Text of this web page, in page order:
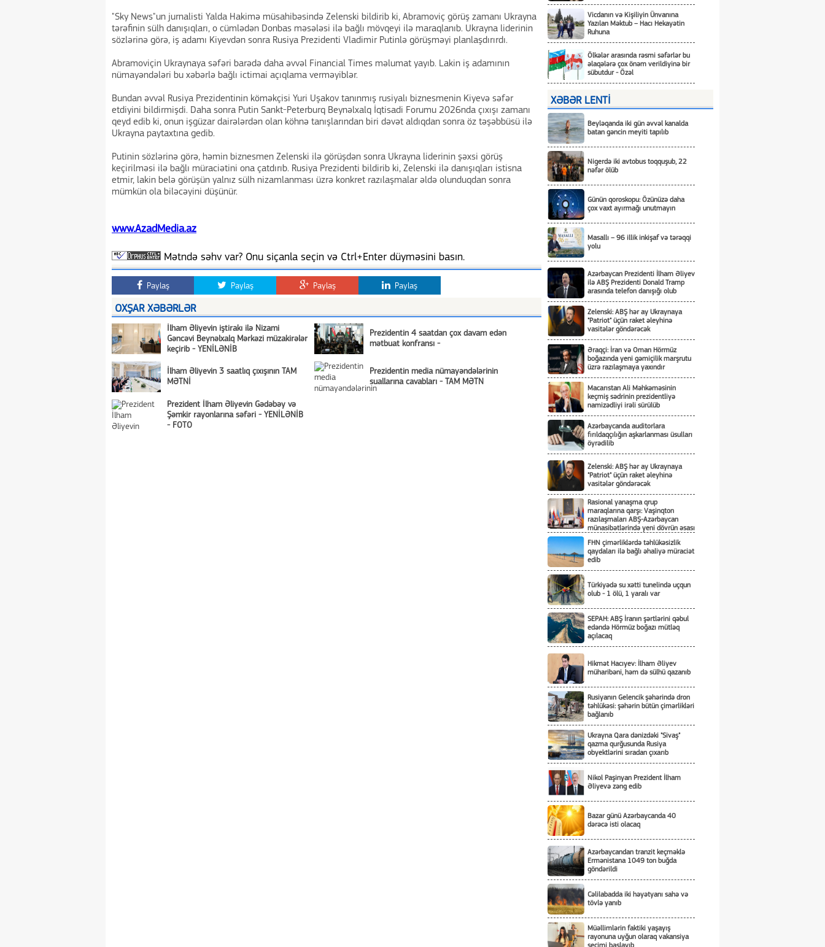
"Sky News"un jurnalisti Yalda Hakimə müsahibəsində Zelenski bildirib ki, Abramoviç görüş zamanı Ukrayna
tərəfinin sülh danışıqları, o cümlədən Donbas məsələsi ilə bağlı mövqeyi ilə maraqlanıb. Ukrayna liderinin
sözlərinə görə, iş adamı Kiyevdən sonra Rusiya Prezidenti Vladimir Putinlə görüşməyi planlaşdırırdı.
Abramoviçin Ukraynaya səfəri barədə daha əvvəl Financial Times məlumat yayıb. Lakin iş adamının
nümayəndələri bu xəbərlə bağlı ictimai açıqlama verməyiblər.
Bundan əvvəl Rusiya Prezidentinin köməkçisi Yuri Uşakov tanınmış rusiyalı biznesmenin Kiyevə səfər
etdiyini bildirmişdi. Daha sonra Putin Sankt-Peterburq Beynəlxalq İqtisadi Forumu 2026nda çıxışı zamanı
qeyd edib ki, onun işgüzar dairələrdən olan köhnə tanışlarından biri dəvət aldıqdan sonra öz təşəbbüsü ilə
Ukrayna paytaxtına gedib.
Putinin sözlərinə görə, həmin biznesmen Zelenski ilə görüşdən sonra Ukrayna liderinin şəxsi görüş
keçirilməsi ilə bağlı müraciətini ona çatdırıb. Rusiya Prezidenti bildirib ki, Zelenski ilə danışıqları istisna
etmir, lakin belə görüşün yalnız sülh nizamlanması üzrə konkret razılaşmalar əldə olunduqdan sonra
mümkün ola biləcəyini düşünür.
www.AzadMedia.az
Mətndə səhv var? Onu siçanla seçin və Ctrl+Enter düyməsini basın.
Paylaş Paylaş Paylaş Paylaş
OXŞAR XƏBƏRLƏR
İlham Əliyevin iştirakı ilə Nizami
Gəncəvi Beynəlxalq Mərkəzi müzakirələr
keçirib - YENİLƏNİB
Prezidentin 4 saatdan çox davam edən
mətbuat konfransı -
İlham Əliyevin 3 saatlıq çıxışının TAM
MƏTNİ
Prezidentin media nümayəndələrinin
suallarına cavabları - TAM MƏTN
Prezident İlham Əliyevin Gədəbəy və
Şəmkir rayonlarına səfəri - YENİLƏNİB
- FOTO
Vicdanın və Kişiliyin Ünvanına
Yazılan Məktub – Hacı Hekayətin
Ruhuna
Ölkələr arasında rəsmi səfərlər bu
əlaqələrə çox önəm verildiyinə bir
sübutdur - Özəl
XƏBƏR LENTİ
Beyləqanda iki gün əvvəl kanalda
batan gəncin meyiti tapılıb
Nigerdə iki avtobus toqquşub, 22
nəfər ölüb
Günün qoroskopu: Özünüzə daha
çox vaxt ayırmağı unutmayın
Masallı – 96 illik inkişaf və tərəqqi
yolu
Azərbaycan Prezidenti İlham Əliyev
ilə ABŞ Prezidenti Donald Tramp
arasında telefon danışığı olub
Zelenski: ABŞ hər ay Ukraynaya
"Patriot" üçün raket əleyhinə
vasitələr göndərəcək
Əraqçi: İran və Oman Hörmüz
boğazında yeni gəmiçilik marşrutu
üzrə razılaşmaya yaxındır
Macarıstan Ali Məhkəməsinin
keçmiş sədrinin prezidentliyə
namizədliyi irəli sürülüb
Azərbaycanda auditorlara
fırıldaqçılığın aşkarlanması üsulları
öyrədilib
Zelenski: ABŞ hər ay Ukraynaya
"Patriot" üçün raket əleyhinə
vasitələr göndərəcək
Rasional yanaşma qrup
maraqlarına qarşı: Vaşinqton
razılaşmaları ABŞ-Azərbaycan
münasibətlərində yeni dövrün əsası
FHN çimərliklərdə təhlükəsizlik
qaydaları ilə bağlı əhaliyə müraciət
edib
Türkiyədə su xətti tunelində uçqun
olub - 1 ölü, 1 yaralı var
SEPAH: ABŞ İranın şərtlərini qəbul
edəndə Hörmüz boğazı mütləq
açılacaq
Hikmət Hacıyev: İlham Əliyev
müharibəni, həm də sülhü qazanıb
Rusiyanın Gelencik şəhərində dron
təhlükəsi: şəhərin bütün çimərlikləri
bağlanıb
Ukrayna Qara dənizdəki "Sivaş"
qazma qurğusunda Rusiya
obyektlərini sıradan çıxarıb
Nikol Paşinyan Prezident İlham
Əliyevə zəng edib
Bazar günü Azərbaycanda 40
dərəcə isti olacaq
Azərbaycandan tranzit keçməklə
Ermənistana 1049 ton buğda
göndərildi
Cəlilabadda iki həyətyanı sahə və
tövlə yanıb
Müəllimlərin faktiki yaşayış
rayonuna uyğun olaraq vakansiya